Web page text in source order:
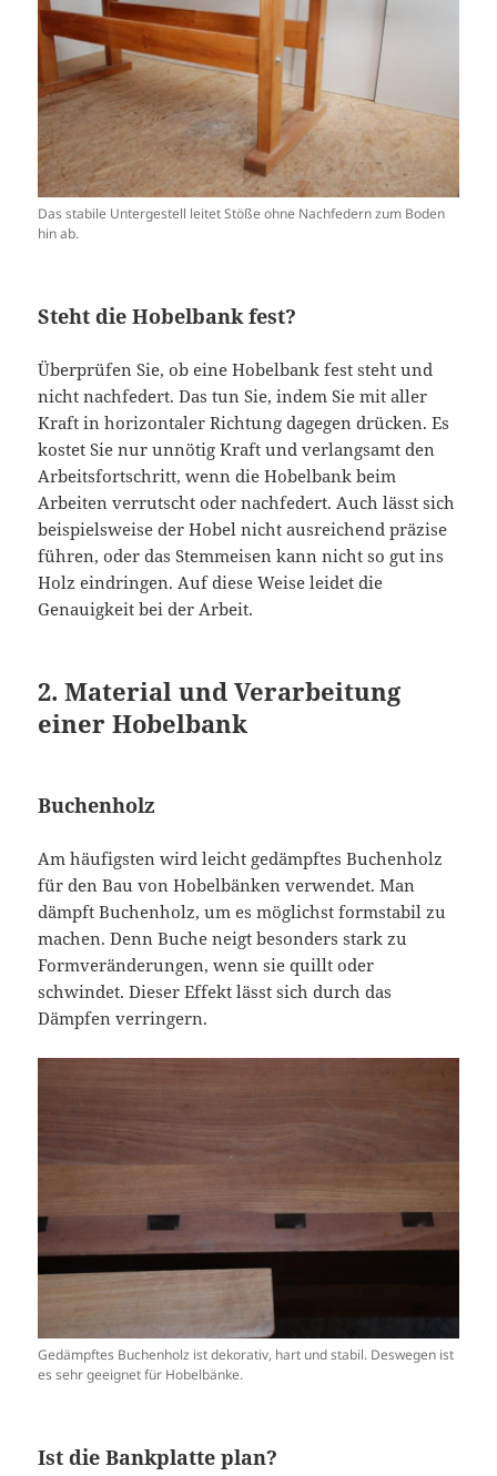
Das stabile Untergestell leitet Stöße ohne Nachfedern zum Boden
hin ab.
Steht die Hobelbank fest?
Überprüfen Sie, ob eine Hobelbank fest steht und
nicht nachfedert. Das tun Sie, indem Sie mit aller
Kraft in horizontaler Richtung dagegen drücken. Es
kostet Sie nur unnötig Kraft und verlangsamt den
Arbeitsfortschritt, wenn die Hobelbank beim
Arbeiten verrutscht oder nachfedert. Auch lässt sich
beispielsweise der Hobel nicht ausreichend präzise
führen, oder das Stemmeisen kann nicht so gut ins
Holz eindringen. Auf diese Weise leidet die
Genauigkeit bei der Arbeit.
2. Material und Verarbeitung
einer Hobelbank
Buchenholz
Am häufigsten wird leicht gedämpftes Buchenholz
für den Bau von Hobelbänken verwendet. Man
dämpft Buchenholz, um es möglichst formstabil zu
machen. Denn Buche neigt besonders stark zu
Formveränderungen, wenn sie quillt oder
schwindet. Dieser Effekt lässt sich durch das
Dämpfen verringern.
Gedämpftes Buchenholz ist dekorativ, hart und stabil. Deswegen ist
es sehr geeignet für Hobelbänke.
Ist die Bankplatte plan?